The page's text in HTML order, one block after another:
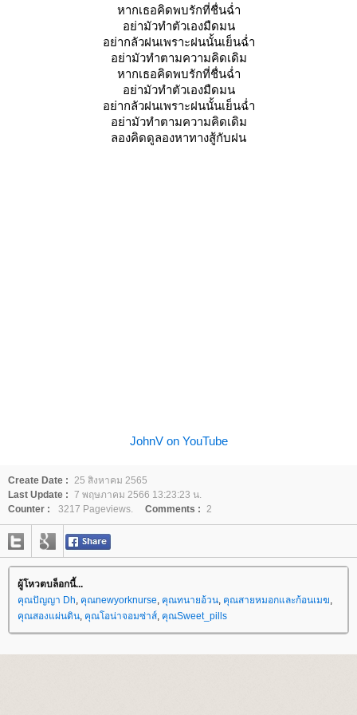
หากเธอคิดพบรักที่ชื่นฉ่ำ
อย่ามัวทำตัวเองมืดมน
อย่ากลัวฝนเพราะฝนนั้นเย็นฉ่ำ
อย่ามัวทำตามความคิดเดิม
หากเธอคิดพบรักที่ชื่นฉ่ำ
อย่ามัวทำตัวเองมืดมน
อย่ากลัวฝนเพราะฝนนั้นเย็นฉ่ำ
อย่ามัวทำตามความคิดเดิม
ลองคิดดูลองหาทางสู้กับฝน
JohnV on YouTube
Create Date : 25 สิงหาคม 2565
Last Update : 7 พฤษภาคม 2566 13:23:23 น.
Counter :
3217 Pageviews. Comments : 2
ผู้โหวตบล็อกนี้...
คุณปัญญา Dh, คุณnewyorknurse, คุณทนายอ้วน, คุณสายหมอกและก้อนเมฆ,
คุณสองแผ่นดิน, คุณโอน่าจอมซ่าส์, คุณSweet_pills